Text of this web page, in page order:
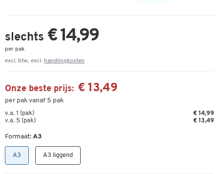
slechts € 14,99
per pak
excl. btw, excl. handlingkosten
Onze beste prijs: € 13,49
per pak vanaf 5 pak
v.a. 1 (pak)
€ 14,99
v.a. 5 (pak)
€ 13,49
Formaat: A3
A3 A3 liggend